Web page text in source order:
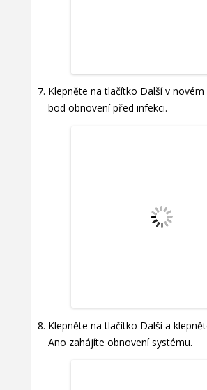
Klepněte na tlačítko Další v
bod obnovení před infekci.
Klepněte na tlačítko Další a
Ano zahájíte obnovení systému.